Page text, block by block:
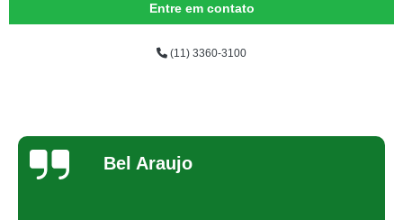
Entre em contato
(11) 3360-3100
Bel Araujo